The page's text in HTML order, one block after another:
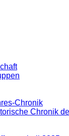
Chronik
Chronik